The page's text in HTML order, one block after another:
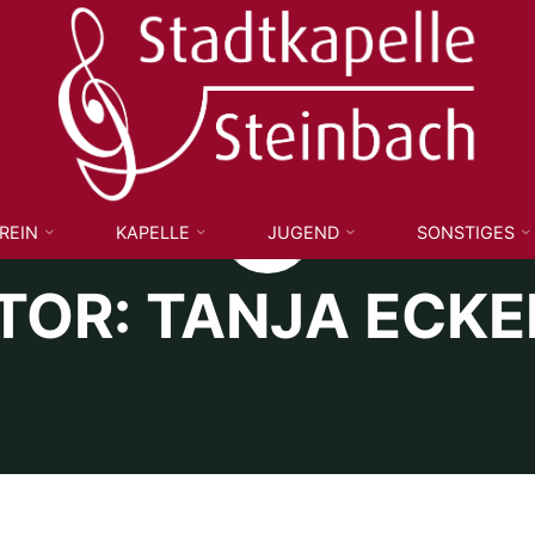
STADTKAPELLE
STEINBACH
KAPELLE JUGEND SONSTIGES
TANJA